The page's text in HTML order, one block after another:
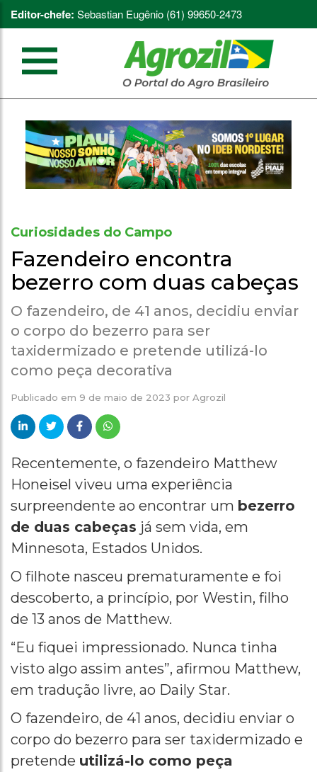
Editor-chefe: Sebastian Eugênio (61) 99650-2473
Curiosidades do Campo
Fazendeiro encontra
bezerro com duas cabeças
O fazendeiro, de 41 anos, decidiu enviar
o corpo do bezerro para ser
taxidermizado e pretende utilizá-lo
como peça decorativa
Publicado em 9 de maio de 2023 por Agrozil
Recentemente, o fazendeiro Matthew
Honeisel viveu uma experiência
surpreendente ao encontrar um bezerro
de duas cabeças já sem vida, em
Minnesota, Estados Unidos.
O filhote nasceu prematuramente e foi
descoberto, a princípio, por Westin, filho
de 13 anos de Matthew.
“Eu fiquei impressionado. Nunca tinha
visto algo assim antes”, afirmou Matthew,
em tradução livre, ao Daily Star.
O fazendeiro, de 41 anos, decidiu enviar o
corpo do bezerro para ser taxidermizado e
pretende utilizá-lo como peça